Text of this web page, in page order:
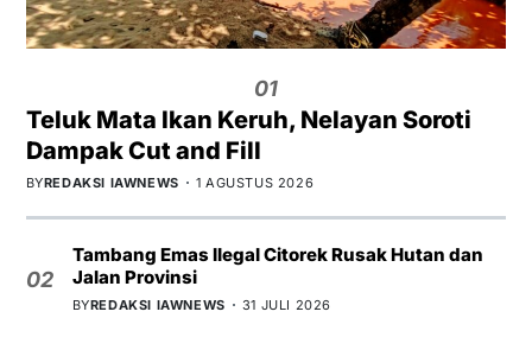
01
Teluk Mata Ikan Keruh, Nelayan Soroti
Dampak Cut and Fill
BYREDAKSI IAWNEWS 1 AGUSTUS 2026
02
Tambang Emas Ilegal Citorek Rusak Hutan dan
Jalan Provinsi
BYREDAKSI IAWNEWS 31 JULI 2026